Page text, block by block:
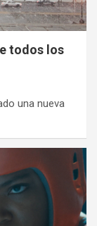
todos los
una nueva